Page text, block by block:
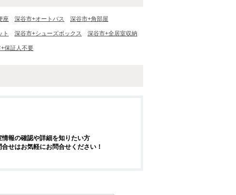
座 深谷市+オートバス 深谷市+角部屋
ト 深谷市+シューズボックス 深谷市+全居室収納
保証人不要
情報の確認や詳細を知りたい方
合せはお気軽にお問合せください！